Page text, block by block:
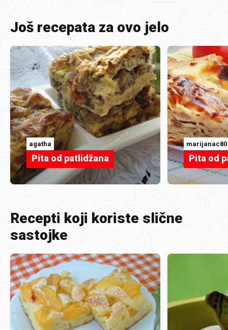
Još recepata za ovo jelo
agatha
Pita od patlidžana
marijanac80
Pita od
Recepti koji koriste slične
sastojke